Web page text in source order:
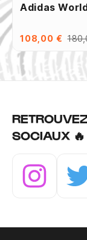
Adidas
108,00 €
SOCIAUX 🔥